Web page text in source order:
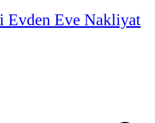
Evden Eve Nakliyat